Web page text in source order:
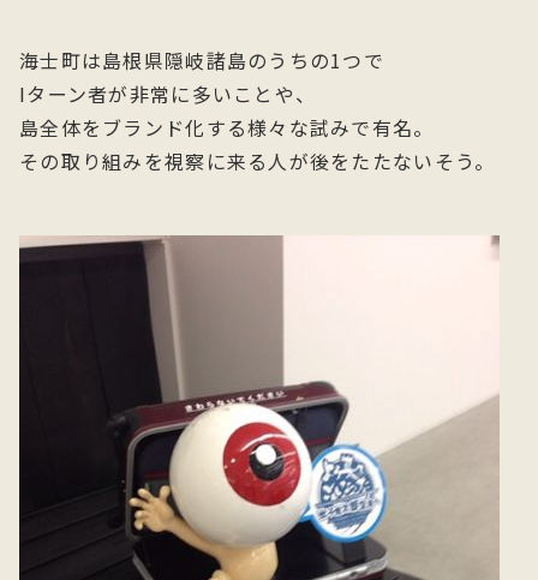
海士町は島根県隠岐諸島のうちの1つで
Iターン者が非常に多いことや、
島全体をブランド化する様々な試みで有名。
その取り組みを視察に来る人が後をたたないそう。